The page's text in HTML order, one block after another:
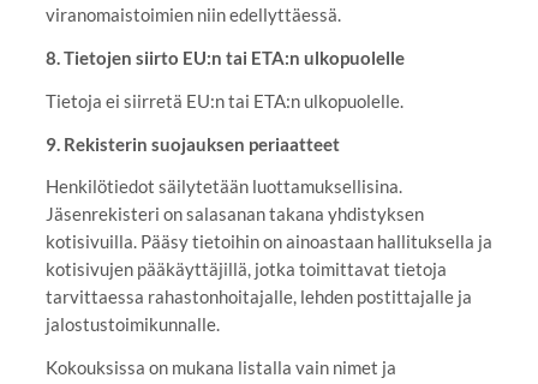
viranomaistoimien niin edellyttäessä.
8. Tietojen siirto EU:n tai ETA:n ulkopuolelle
Tietoja ei siirretä EU:n tai ETA:n ulkopuolelle.
9. Rekisterin suojauksen periaatteet
Henkilötiedot säilytetään luottamuksellisina.
Jäsenrekisteri on salasanan takana yhdistyksen
kotisivuilla. Pääsy tietoihin on ainoastaan hallituksella ja
kotisivujen pääkäyttäjillä, jotka toimittavat tietoja
tarvittaessa rahastonhoitajalle, lehden postittajalle ja
jalostustoimikunnalle.
Kokouksissa on mukana listalla vain nimet ja